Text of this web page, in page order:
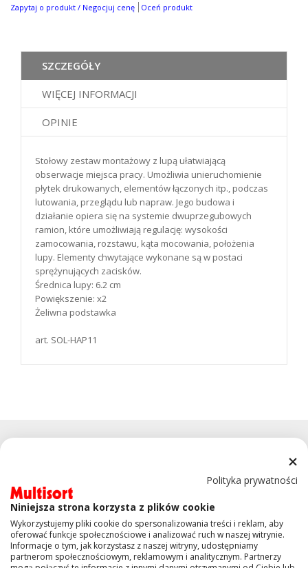
Zapytaj o produkt / Negocjuj cenę Oceń produkt
SZCZEGÓŁY
WIĘCEJ INFORMACJI
OPINIE
Stołowy zestaw montażowy z lupą ułatwiającą
obserwacje miejsca pracy. Umożliwia unieruchomienie
płytek drukowanych, elementów łączonych itp., podczas
lutowania, przeglądu lub napraw. Jego budowa i
działanie opiera się na systemie dwuprzegubowych
ramion, które umożliwiają regulację: wysokości
zamocowania, rozstawu, kąta mocowania, położenia
lupy. Elementy chwytające wykonane są w postaci
sprężynujących zacisków.
Średnica lupy: 6.2 cm
Powiększenie: x2
Żeliwna podstawka
art. SOL-HAP11
KONTAKT
OBSŁUGA KLIENTA
Polityka prywatności
Niniejsza strona korzysta z plików cookie
Wykorzystujemy pliki cookie do spersonalizowania treści i reklam, aby
oferować funkcje społecznościowe i analizować ruch w naszej witrynie.
Informacje o tym, jak korzystasz z naszej witryny, udostępniamy
partnerom społecznościowym, reklamowym i analitycznym. Partnerzy